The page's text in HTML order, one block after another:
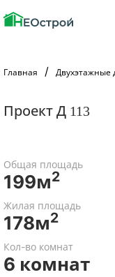
Главная Двухэтажные
Проект Д 113
Общая площадь
199м2
Жилая площадь
178м2
Кол-во комнат
6 комнат